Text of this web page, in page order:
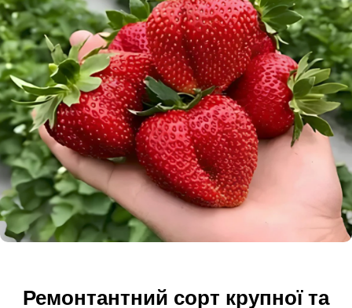
Ремонтантний сорт крупної та